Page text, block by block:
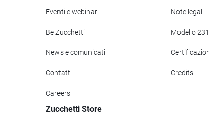
Eventi e webinar
Be Zucchetti
News e comunicati
Contatti
Careers
Note legali
Modello 231
Credits
Zucchetti Store